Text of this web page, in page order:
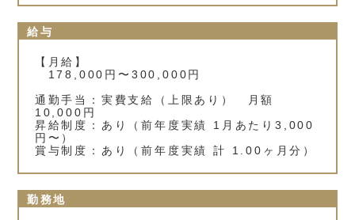
給与
【月給】
178,000円〜300,000円
通勤手当：実費支給（上限あり） 月額
10,000円
昇給制度：あり（前年度実績 1月あたり3,000
円〜）
賞与制度：あり（前年度実績 計 1.00ヶ月分）
勤務地